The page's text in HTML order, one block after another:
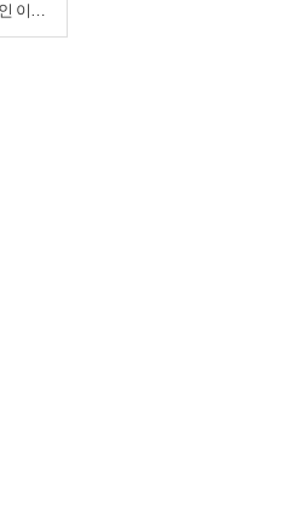
연극 <서울의 별> 초대 및 할인 이벤트